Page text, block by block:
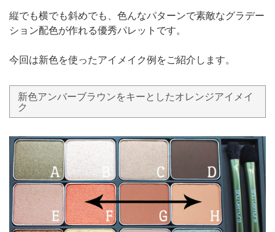
縦でも横でも斜めでも、色んなパターンで素敵なグラデー
ション配色が作れる優秀パレットです。
今回は新色を使ったアイメイク例をご紹介します。
新色アンバーブラウンをキーとしたオレンジアイメイ
ク